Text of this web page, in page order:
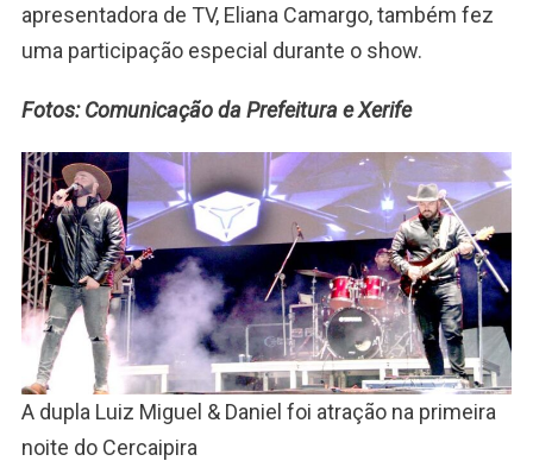
apresentadora de TV, Eliana Camargo, também fez
uma participação especial durante o show.
Fotos: Comunicação da Prefeitura e Xerife
A dupla Luiz Miguel & Daniel foi atração na primeira
noite do Cercaipira